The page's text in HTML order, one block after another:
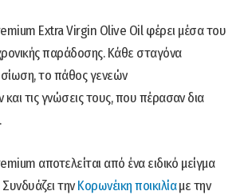
Extra Virgin Olive Oil φέρει μέσα του
παράδοσης. Κάθε σταγόνα
το πάθος γενεών
και τις γνώσεις τους, που πέρασαν δια
αποτελείται από ένα ειδικό μείγμα
τηνΚορωνέικη ποικιλίαμε την